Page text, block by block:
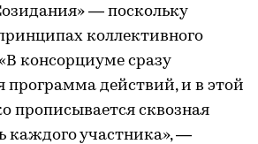
— поскольку
коллективного
консорциуме сразу
программа действий, и в этой
прописывается сквозная
каждого участника», —